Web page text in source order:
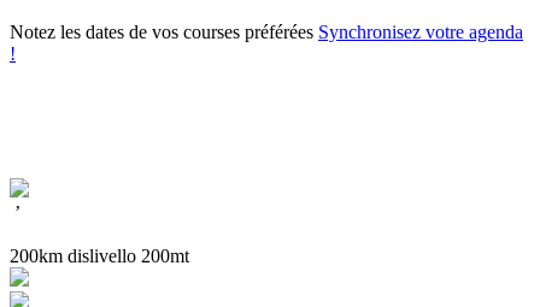
Notez les dates de vos courses préférées Synchronisez votre agenda
!
’
200km dislivello 200mt